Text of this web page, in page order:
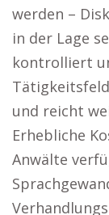
werden –
in der Lage
kontrolliert
und reicht
Erhebliche
Anwälte